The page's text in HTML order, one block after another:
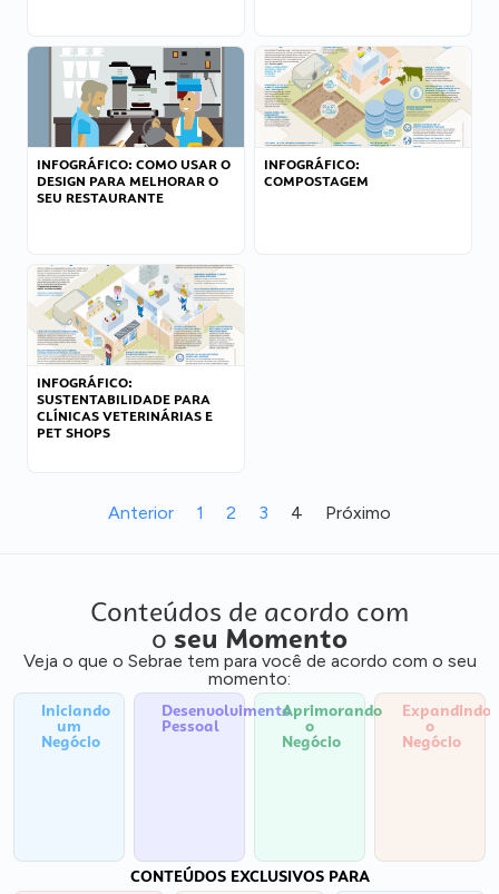
INFOGRÁFICO: COMO USAR O
DESIGN PARA MELHORAR O
SEU RESTAURANTE
INFOGRÁFICO:
COMPOSTAGEM
INFOGRÁFICO:
SUSTENTABILIDADE PARA
CLÍNICAS VETERINÁRIAS E
PET SHOPS
Anterior 1 2 3 4 Próximo
Conteúdos de acordo com
o seu Momento
Veja o que o Sebrae tem para você de acordo com o seu
momento:
Iniciando
um
Negócio
Desenvolvimento
Pessoal
Aprimorando
o
Negócio
Expandindo
o
Negócio
CONTEÚDOS EXCLUSIVOS PARA